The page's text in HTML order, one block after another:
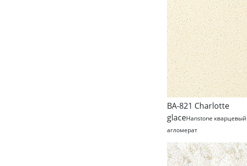
BA-821 Charlotte
glaceHanstone кварцевый
агломерат